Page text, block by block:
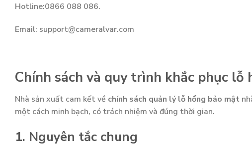
Hotline:0866 088 086.
Email: support@cameralvar.com
Chính sách và quy trình khắc phục lỗ
Nhà sản xuất cam kết về chính sách quản lý lỗ hổng bảo mật
một cách minh bạch, có trách nhiệm và đúng thời gian.
1. Nguyên tắc chung